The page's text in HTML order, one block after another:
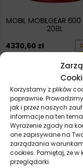
Korzystamy z plików
poprawnie.
jak i przez naszych
informacje na ten
Wyrażenie zgody na
one zapisywane na
zarządzania
cookies. Pamiętaj, że
przeglądarki.
MOBIL MOBILGEAR 600
208L
4330,60 zł
MOBIL MOBILGEAR 600
20L
329,70zł
MOBIL MOBILGEAR
220 20L
473,10zł